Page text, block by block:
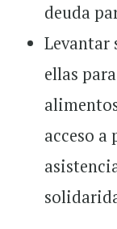
deuda
Levantar
ellas
acceso a